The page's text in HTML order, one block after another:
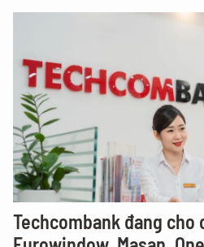
Techcombank đang